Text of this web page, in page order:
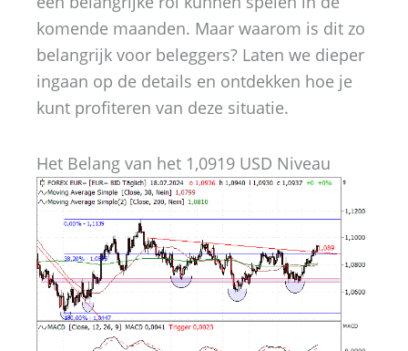
komende maanden. Maar waarom is dit zo
belangrijk voor beleggers? Laten we dieper
ingaan op de details en ontdekken hoe je
kunt profiteren van deze situatie.
Het Belang van het 1,0919 USD Niveau